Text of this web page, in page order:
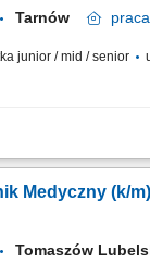
Tarnów praca
junior / mid / senior
Pacjentów w
medycznej
fiskalnej i systemu
Medyczny (k/m)
Tomaszów